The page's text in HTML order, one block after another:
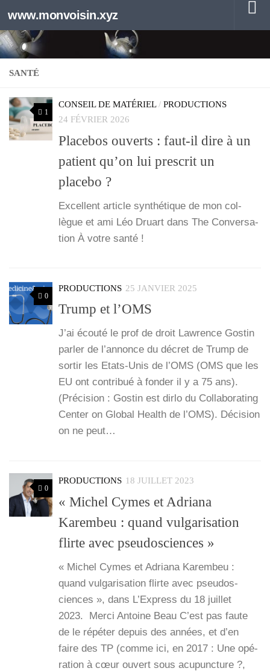
Au dessous du contenu
www.monvoisin.xyz
SANTÉ
1
CONSEIL DE MATÉRIEL/ PRODUCTIONS
24 FÉVRIER 2026
Placebos ouverts : faut-il dire à un
patient qu’on lui prescrit un
placebo ?
Excellent article syn­thé­tique de mon col­
lègue et ami Léo Druart dans The Conver­sa­
tion À votre san­té !
0
PRODUCTIONS 25 JANVIER 2025
Trump et l’OMS
J’ai écou­té le prof de droit Law­rence Gos­tin
par­ler de l’an­nonce du décret de Trump de
sor­tir les Etats-Unis de l’OMS (OMS que les
EU ont contri­bué à fon­der il y a 75 ans).
(Pré­ci­sion : Gos­tin est dir­lo du Col­la­bo­ra­ting
Cen­ter on Glo­bal Health de l’OMS). Déci­sion
on ne peut…
0
PRODUCTIONS 18 JUILLET 2023
« Michel Cymes et Adriana
Karembeu : quand vulgarisation
flirte avec pseudosciences »
« Michel Cymes et Adria­na Karem­beu :
quand vul­ga­ri­sa­tion flirte avec pseu­dos­
ciences », dans L’Ex­press du 18 juillet
2023. Mer­ci Antoine Beau C’est pas faute
de le répé­ter depuis des années, et d’en
faire des TP (comme ici, en 2017 : Une opé­
ra­tion à cœur ouvert sous acu­punc­ture ?,